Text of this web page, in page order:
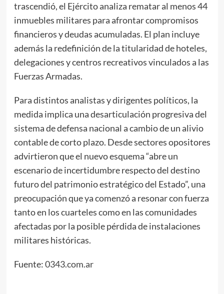
trascendió, el Ejército analiza rematar al menos 44
inmuebles militares para afrontar compromisos
financieros y deudas acumuladas. El plan incluye
además la redefinición de la titularidad de hoteles,
delegaciones y centros recreativos vinculados a las
Fuerzas Armadas.
Para distintos analistas y dirigentes políticos, la
medida implica una desarticulación progresiva del
sistema de defensa nacional a cambio de un alivio
contable de corto plazo. Desde sectores opositores
advirtieron que el nuevo esquema “abre un
escenario de incertidumbre respecto del destino
futuro del patrimonio estratégico del Estado”, una
preocupación que ya comenzó a resonar con fuerza
tanto en los cuarteles como en las comunidades
afectadas por la posible pérdida de instalaciones
militares históricas.
Fuente:0343.com.ar